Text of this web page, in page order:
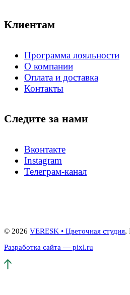
Клиентам
Программа лояльности
О компании
Оплата и доставка
Контакты
Следите за нами
Вконтакте
Instagram
Телеграм-канал
© 2026 VERESK • Цветочная студия,
Разработка сайта — pixl.ru